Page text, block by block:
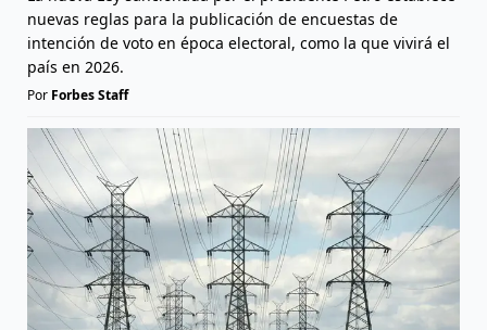
nuevas reglas para la publicación de encuestas de
intención de voto en época electoral, como la que vivirá el
país en 2026.
Por Forbes Staff